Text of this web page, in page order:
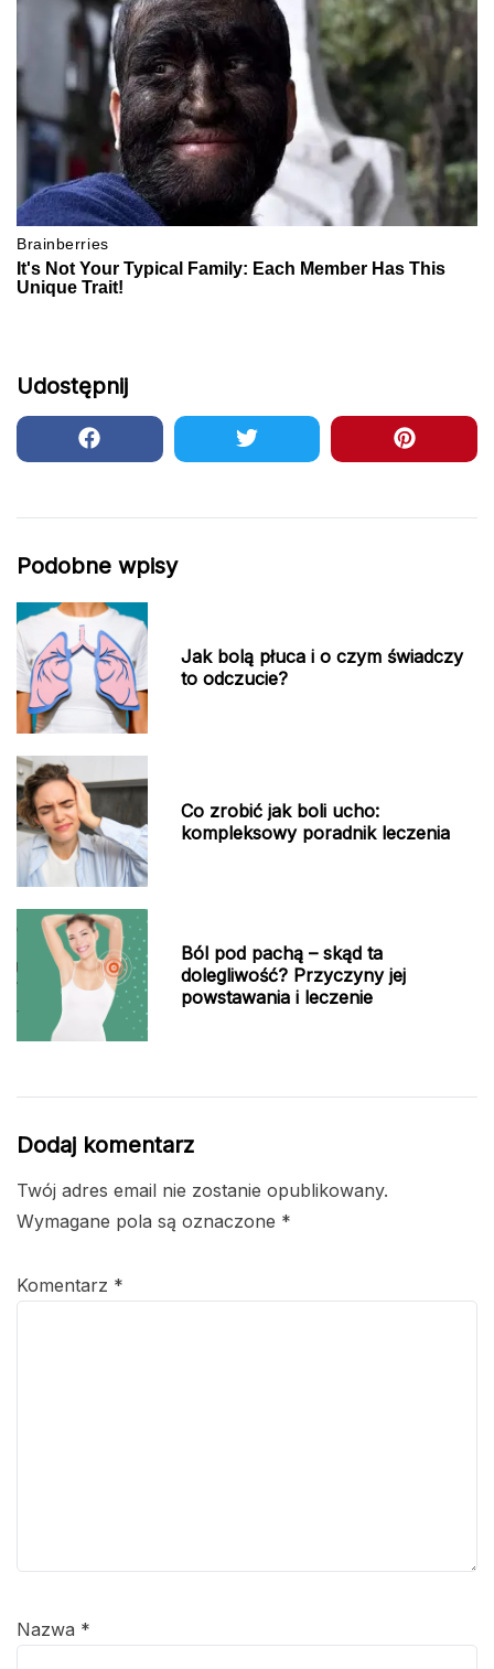
Udostępnij
Podobne wpisy
Jak bolą płuca i o czym świadczy
to odczucie?
Co zrobić jak boli ucho:
kompleksowy poradnik leczenia
Ból pod pachą – skąd ta
dolegliwość? Przyczyny jej
powstawania i leczenie
Dodaj komentarz
Twój adres email nie zostanie opublikowany.
Wymagane pola są oznaczone *
Komentarz *
Nazwa *